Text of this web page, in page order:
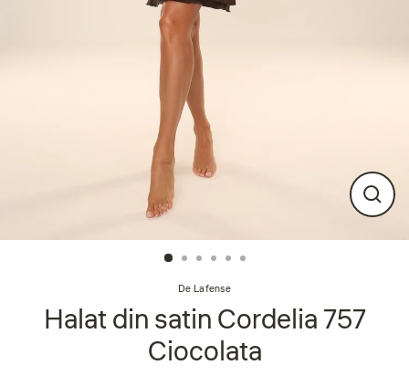
De Lafense
Halat din satin Cordelia 757
Ciocolata